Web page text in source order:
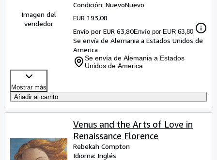
Imagen del
vendedor
Condición: NuevoNuevo
EUR 193,08
Envío por EUR 63,80Envío por EUR 63,80
Se envía de Alemania a Estados Unidos de
America
Se envía de Alemania a Estados
Unidos de America
Mostrar más
Añadir al carrito
Venus and the Arts of Love in
Renaissance Florence
Rebekah Compton
Idioma: Inglés